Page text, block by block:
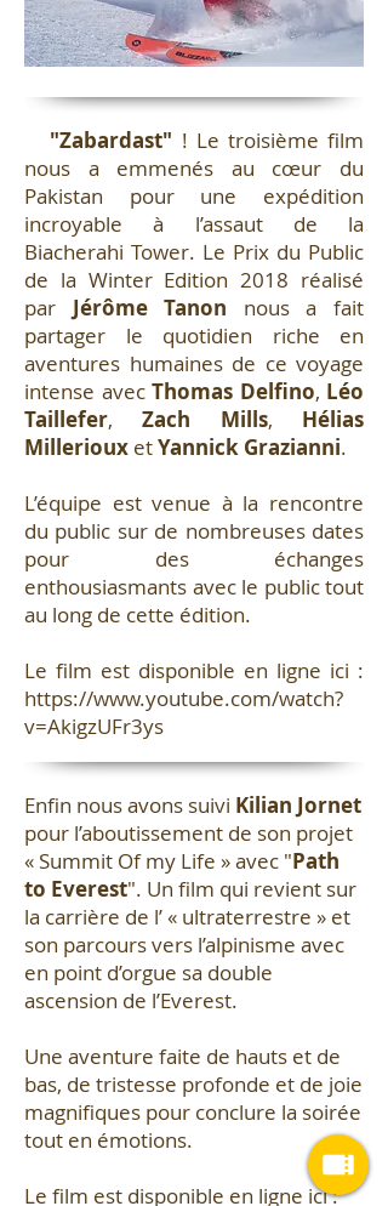
"Zabardast" ! Le troisième film
nous a emmenés au cœur du
Pakistan pour une expédition
incroyable à l’assaut de la
Biacherahi Tower. Le Prix du Public
de la Winter Edition 2018 réalisé
par Jérôme Tanon nous a fait
partager le quotidien riche en
aventures humaines de ce voyage
intense avec Thomas Delfino, Léo
Taillefer,Zach Mills, Hélias
Millerioux etYannick Grazianni.
L’équipe est venue à la rencontre
du public sur de nombreuses dates
pour des échanges
enthousiasmants avec le public tout
au long de cette édition.
Le film est disponible en ligne ici :
https://www.youtube.com/watch?
v=AkigzUFr3ys
Enfin nous avons suivi Kilian Jornet
pour l’aboutissement de son projet
« Summit Of my Life » avec "Path
to Everest". Un film qui revient sur
la carrière de l’ « ultraterrestre » et
son parcours vers l’alpinisme avec
en point d’orgue sa double
ascension de l’Everest.
Une aventure faite de hauts et de
bas, de tristesse profonde et de joie
magnifiques pour conclure la soirée
tout en émotions.
Le film est disponible en ligne ici :